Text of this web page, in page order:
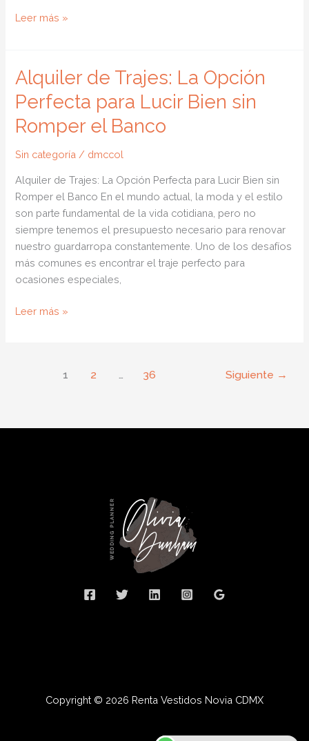
Alquiler
Bodas
Leer más »
Alquiler de Trajes: La Opción
Perfecta para Lucir Bien sin
Romper el Banco
Sin categoría / dmccol
Alquiler de Trajes: La Opción Perfecta para Lucir Bien sin
Romper el Banco En el mundo actual, la moda y el estilo
son parte fundamental de la vida cotidiana, pero no
siempre tenemos el presupuesto necesario para renovar
nuestro guardarropa constantemente. Uno de los desafíos
más comunes es encontrar el traje perfecto para
ocasiones especiales,
Alquiler
Lucir
Leer más »
1 2 36 Siguiente →
Copyright © 2026 Renta Vestidos Novia CDMX